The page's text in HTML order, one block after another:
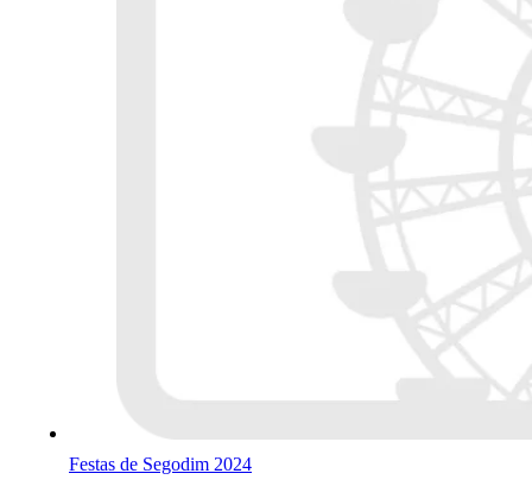
Festas de Segodim 2024